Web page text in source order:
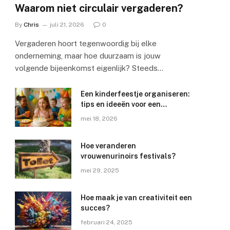
Waarom niet circulair vergaderen?
By Chris juli 21, 2026 0
Vergaderen hoort tegenwoordig bij elke
onderneming, maar hoe duurzaam is jouw
volgende bijeenkomst eigenlijk? Steeds…
Een kinderfeestje organiseren:
tips en ideeën voor een
mei 18, 2026
Hoe veranderen
vrouwenurinoirs festivals?
mei 29, 2025
Hoe maak je van creativiteit een
succes?
februari 24, 2025